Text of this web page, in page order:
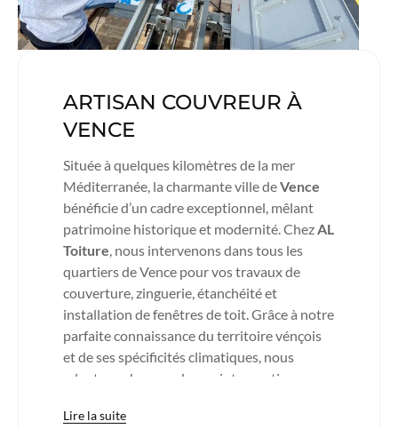
ARTISAN COUVREUR À
VENCE
Située à quelques kilomètres de la mer
Méditerranée, la charmante ville deVence
bénéficie d’un cadre exceptionnel, mêlant
patrimoine historique et modernité. ChezAL
Toiture, nous intervenons dans tous les
quartiers de Vence pour vos travaux de
couverture, zinguerie, étanchéité et
installation de fenêtres de toit. Grâce à notre
parfaite connaissance du territoire vénçois
et de ses spécificités climatiques, nous
adaptons chacune de nos interventions pour
architecturales et environnementales
Lire la suite